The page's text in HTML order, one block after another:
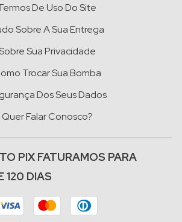
De Uso Do Site
Sobre A Sua Entrega
Sua Privacidade
Trocar Sua Bomba
Dos Seus Dados
Quer Falar Conosco?
PIX FATURAMOS PARA
120 DIAS